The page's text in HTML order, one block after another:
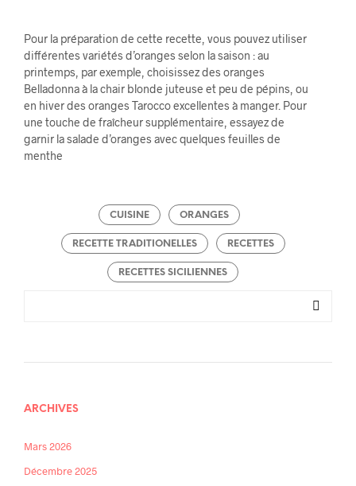
Pour la préparation de cette recette, vous pouvez utiliser
différentes variétés d’oranges selon la saison : au
printemps, par exemple, choisissez des oranges
Belladonna à la chair blonde juteuse et peu de pépins, ou
en hiver des oranges Tarocco excellentes à manger. Pour
une touche de fraîcheur supplémentaire, essayez de
garnir la salade d’oranges avec quelques feuilles de
menthe
CUISINE ORANGES
RECETTE TRADITIONELLES RECETTES
RECETTES SICILIENNES
ARCHIVES
Mars 2026
Décembre 2025